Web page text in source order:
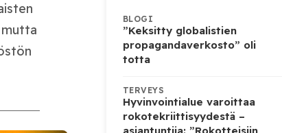
BLOGI
”Keksitty globalistien
propagandaverkosto” oli
totta
TERVEYS
Hyvinvointialue varoittaa
rokotekriittisyydestä –